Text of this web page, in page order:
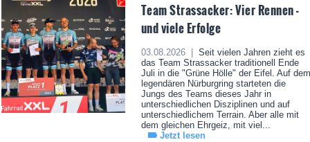
Team Strassacker: Vier Rennen -
und viele Erfolge
03.08.2026 |
Seit vielen Jahren zieht es
das Team Strassacker traditionell Ende
Juli in die "Grüne Hölle" der Eifel. Auf dem
legendären Nürburgring starteten die
Jungs des Teams dieses Jahr in
unterschiedlichen Disziplinen und auf
unterschiedlichem Terrain. Aber alle mit
dem gleichen Ehrgeiz, mit viel...
Jetzt lesen